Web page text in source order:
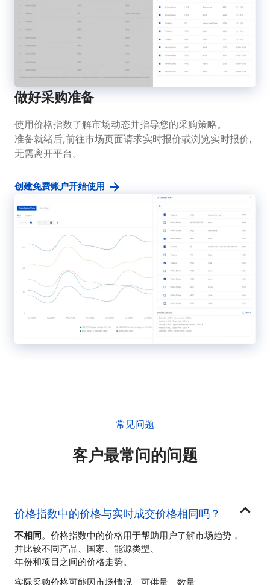
做好采购准备
使用价格指数了解市场动态并指导您的采购策略。
准备就绪后,前往市场页面请求实时报价或浏览实时报价,
无需离开平台。
创建免费账户开始使用
常见问题
客户最常问的问题
价格指数中的价格与实时成交价格相同吗？
不相同。价格指数中的价格用于帮助用户了解市场趋势，
并比较不同产品、国家、能源类型、
年份和项目之间的价格走势。
实际采购价格可能因市场情况、可供量、数量、